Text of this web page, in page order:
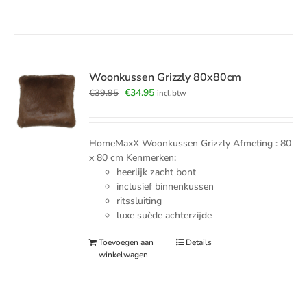
Woonkussen Grizzly 80x80cm
€39.95 Oorspronkelijke
€34.95Huidige
incl.btw
HomeMaxX Woonkussen Grizzly Afmeting : 80
x 80 cm Kenmerken:
heerlijk zacht bont
inclusief binnenkussen
ritssluiting
luxe suède achterzijde
Toevoegen aan
winkelwagen
Details